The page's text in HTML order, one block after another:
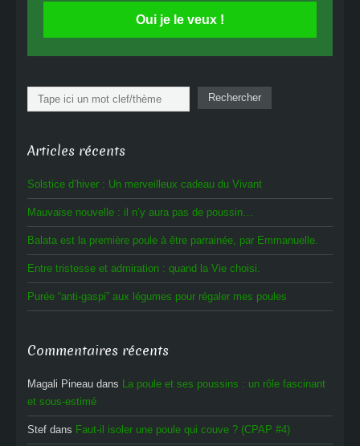
Oui je le veux !
Rechercher Rechercher
Articles récents
Solstice d’hiver : Un merveilleux cadeau du Vivant
Mauvaise nouvelle : il n’y aura pas de poussin…
Balata est la première poule à être parrainée, par Emmanuelle.
Entre tristesse et admiration : quand la Vie choisi.
Purée “anti-gaspi” aux légumes pour régaler mes poules
Commentaires récents
Magali Pineau dans La poule et ses poussins : un rôle fascinant
et sous-estimé
Stef dans Faut-il isoler une poule qui couve ? (CPAP #4)